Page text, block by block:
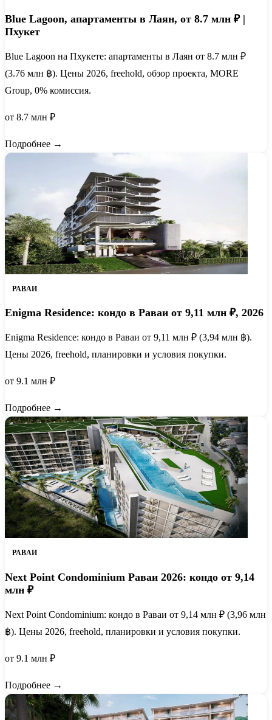
Blue Lagoon, апартаменты в Лаян, от 8.7 млн ₽ |
Пхукет
Blue Lagoon на Пхукете: апартаменты в Лаян от 8.7 млн ₽
(3.76 млн ฿). Цены 2026, freehold, обзор проекта, MORE
Group, 0% комиссия.
от 8.7 млн ₽
Подробнее →
РАВАИ
Enigma Residence: кондо в Раваи от 9,11 млн ₽, 2026
Enigma Residence: кондо в Раваи от 9,11 млн ₽ (3,94 млн ฿).
Цены 2026, freehold, планировки и условия покупки.
от 9.1 млн ₽
Подробнее →
РАВАИ
Next Point Condominium Раваи 2026: кондо от 9,14
млн ₽
Next Point Condominium: кондо в Раваи от 9,14 млн ₽ (3,96 млн
฿). Цены 2026, freehold, планировки и условия покупки.
от 9.1 млн ₽
Подробнее →